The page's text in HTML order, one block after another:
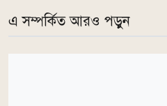
এ সম্পর্কিত আরও পড়ুন